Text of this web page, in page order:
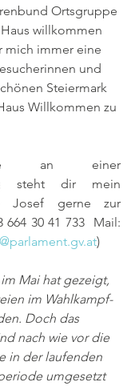
Ortsgruppe
willkommen
mich immer eine
und
Steiermark
Willkommen zu
an einer
steht dir mein
Josef gerne zur
)
Mai hat gezeigt,
im Wahlkampf-
Doch das
nach wie vor die
in der laufenden
umgesetzt